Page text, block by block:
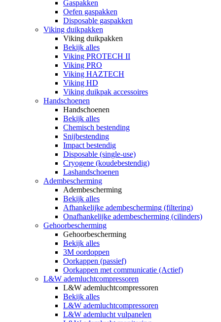
Gaspakken
Oefen gaspakken
Disposable gaspakken
Viking duikpakken
Viking duikpakken
Bekijk alles
Viking PROTECH II
Viking PRO
Viking HAZTECH
Viking HD
Viking duikpak accessoires
Handschoenen
Handschoenen
Bekijk alles
Chemisch bestending
Snijbestending
Impact bestendig
Disposable (single-use)
Cryogene (koudebestendig)
Lashandschoenen
Adembescherming
Adembescherming
Bekijk alles
Afhankelijke adembescherming (filtering)
Onafhankelijke adembescherming (cilinders)
Gehoorbescherming
Gehoorbescherming
Bekijk alles
3M oordoppen
Oorkappen (passief)
Oorkappen met communicatie (Actief)
L&W ademluchtcompressoren
L&W ademluchtcompressoren
Bekijk alles
L&W ademluchtcompressoren
L&W ademlucht vulpanelen